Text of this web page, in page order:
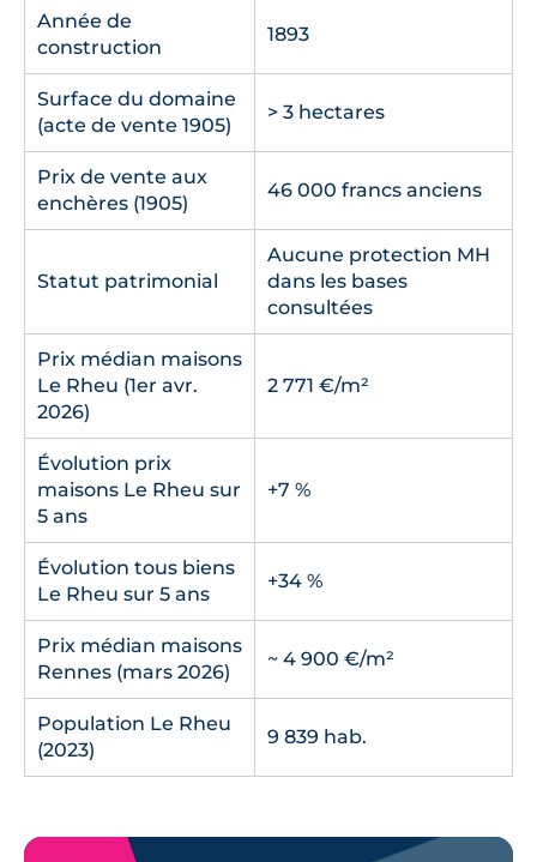
Année de
construction
1893
Surface du domaine
(acte de vente 1905)
> 3 hectares
Prix de vente aux
enchères (1905)
46 000 francs anciens
Statut patrimonial
Aucune protection MH
dans les bases
consultées
Prix médian maisons
Le Rheu (1er avr.
2026)
2 771 €/m²
Évolution prix
maisons Le Rheu sur
5 ans
+7 %
Évolution tous biens
Le Rheu sur 5 ans
+34 %
Prix médian maisons
Rennes (mars 2026)
~ 4 900 €/m²
Population Le Rheu
(2023)
9 839 hab.